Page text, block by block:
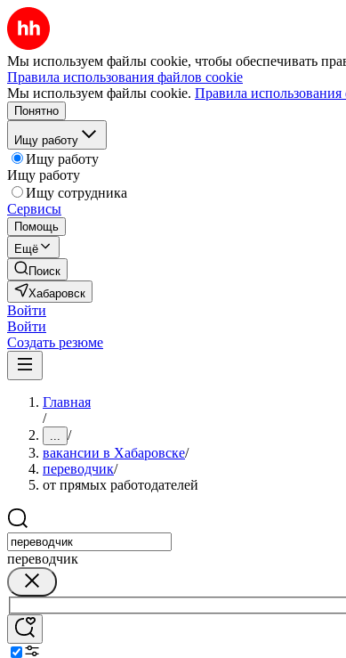
Мы используем файлы cookie, чтобы обеспечивать
Правила использования файлов cookie
Мы используем файлы cookie. Правила
Понятно
Ищу работу
Ищу работу
Ищу работу
Ищу сотрудника
Сервисы
Помощь
Ещё
Поиск
Хабаровск
Войти
Войти
Создать резюме
Главная
/
... /
вакансии в Хабаровске/
переводчик/
от прямых работодателей
переводчик